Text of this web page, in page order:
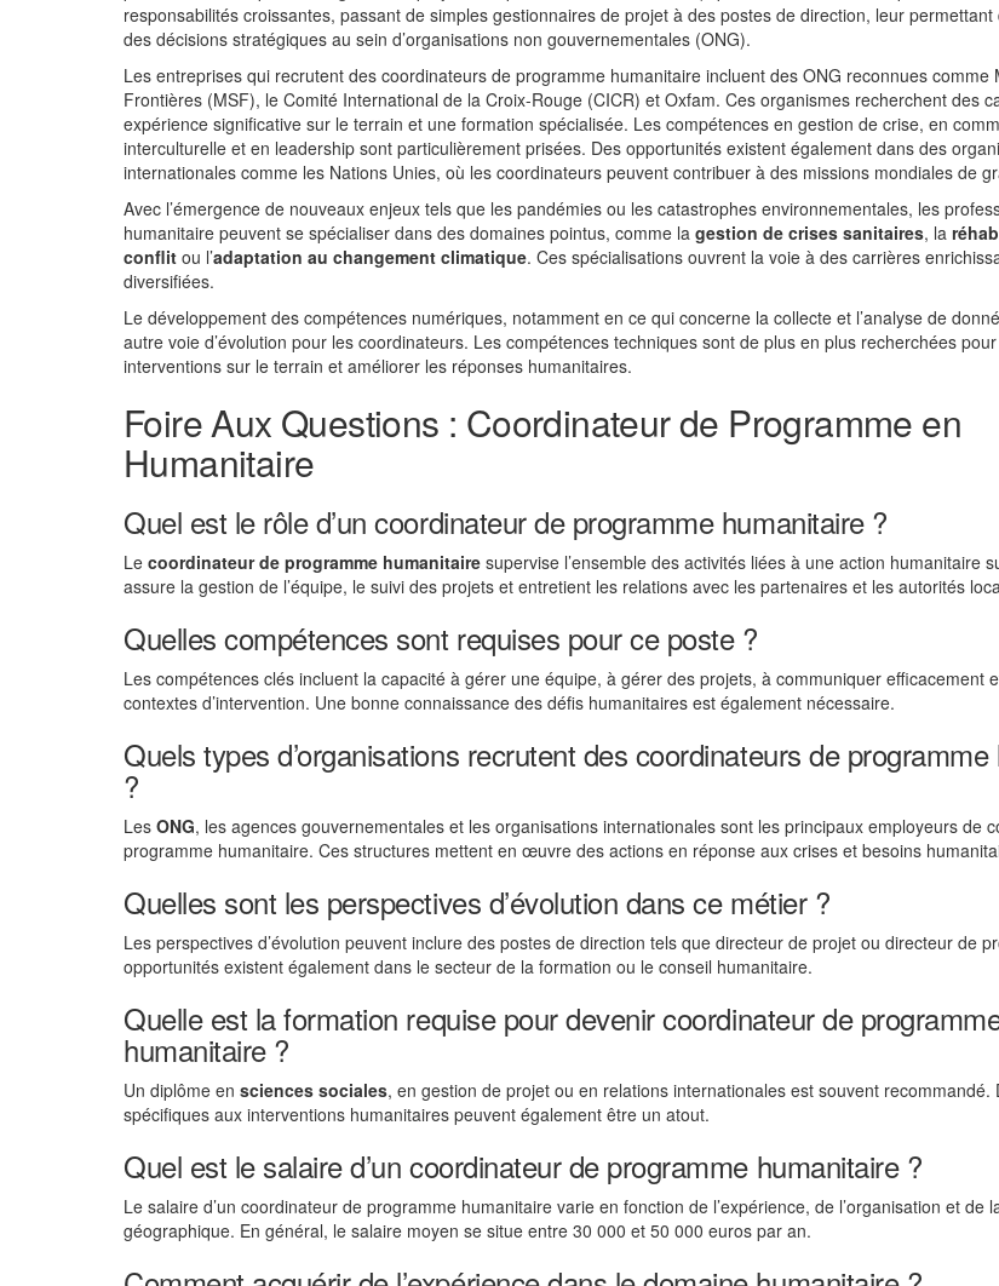
responsabilités croissantes, passant de simples gestionnaires de projet à des postes de direction, leur
des décisions stratégiques au sein d’organisations non gouvernementales (ONG).
Les entreprises qui recrutent des coordinateurs de programme humanitaire incluent des ONG reconnues comme
Frontières (MSF), le Comité International de la Croix-Rouge (CICR) et Oxfam. Ces organismes recherchent des
expérience significative sur le terrain et une formation spécialisée. Les compétences en gestion de crise, en
interculturelle et en leadership sont particulièrement prisées. Des opportunités existent également dans des
internationales comme les Nations Unies, où les coordinateurs peuvent contribuer à des missions mondiales de
Avec l’émergence de nouveaux enjeux tels que les pandémies ou les catastrophes environnementales, les
humanitaire peuvent se spécialiser dans des domaines pointus, comme la gestion de crises sanitaires, la
conflit ou l’adaptation au changement climatique. Ces spécialisations ouvrent la voie à des carrières
diversifiées.
Le développement des compétences numériques, notamment en ce qui concerne la collecte et l’analyse de
autre voie d’évolution pour les coordinateurs. Les compétences techniques sont de plus en plus recherchées
interventions sur le terrain et améliorer les réponses humanitaires.
Foire Aux Questions : Coordinateur de Programme en
Humanitaire
Quel est le rôle d’un coordinateur de programme humanitaire ?
Le coordinateur de programme humanitaire supervise l’ensemble des activités liées à une action humanitaire
assure la gestion de l’équipe, le suivi des projets et entretient les relations avec les partenaires et les autorités
Quelles compétences sont requises pour ce poste ?
Les compétences clés incluent la capacité à gérer une équipe, à gérer des projets, à communiquer efficacement
contextes d’intervention. Une bonne connaissance des défis humanitaires est également nécessaire.
Quels types d’organisations recrutent des coordinateurs de
?
Les ONG, les agences gouvernementales et les organisations internationales sont les principaux employeurs de
programme humanitaire. Ces structures mettent en œuvre des actions en réponse aux crises et besoins
Quelles sont les perspectives d’évolution dans ce métier ?
Les perspectives d’évolution peuvent inclure des postes de direction tels que directeur de projet ou directeur de
opportunités existent également dans le secteur de la formation ou le conseil humanitaire.
Quelle est la formation requise pour devenir coordinateur de
humanitaire ?
Un diplôme en sciences sociales, en gestion de projet ou en relations internationales est souvent recommandé.
spécifiques aux interventions humanitaires peuvent également être un atout.
Quel est le salaire d’un coordinateur de programme humanitaire ?
Le salaire d’un coordinateur de programme humanitaire varie en fonction de l’expérience, de l’organisation et de
géographique. En général, le salaire moyen se situe entre 30 000 et 50 000 euros par an.